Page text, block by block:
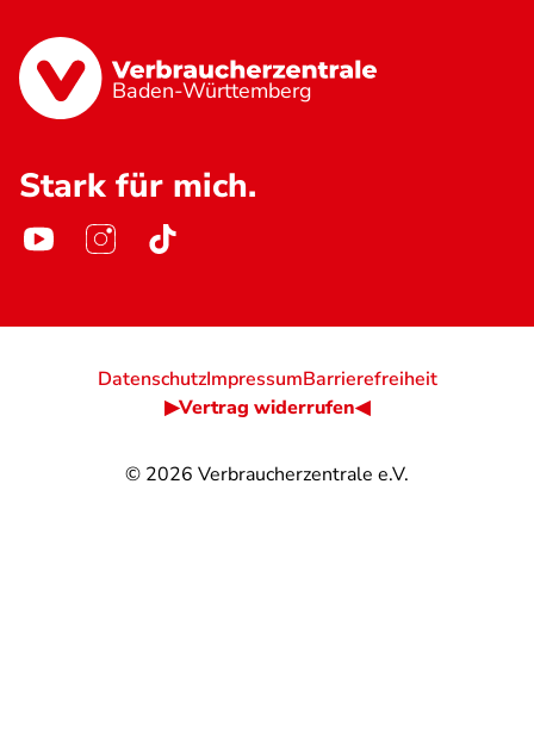
Baden-Württemberg
Stark für mich.
© 2026 Verbraucherzentrale e.V.
DatenschutzImpressumBarrierefreiheit
▶Vertrag widerrufen◀